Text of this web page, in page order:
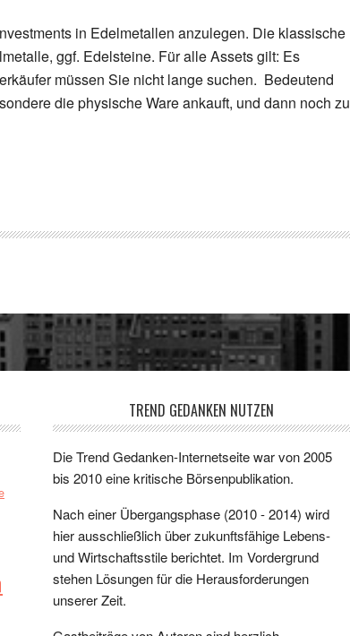
in Edelmetallen anzulegen. Die klassische
ggf. Edelsteine. Für alle Assets gilt: Es
müssen Sie nicht lange suchen. Bedeutend
die physische Ware ankauft, und dann noch zu
TREND GEDANKEN NUTZEN
Die Trend Gedanken-Internetseite war von 2005
bis 2010 eine kritische Börsenpublikation.
Nach einer Übergangsphase (2010 - 2014) wird
hier ausschließlich über zukunftsfähige Lebens-
und Wirtschaftsstile berichtet. Im Vordergrund
stehen Lösungen für die Herausforderungen
unserer Zeit.